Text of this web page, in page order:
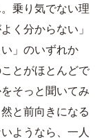
乗り気でない理
く分からない」
」のいずれか
とがほとんどで
そっと聞いてみ
と前向きになる
ようなら、一人